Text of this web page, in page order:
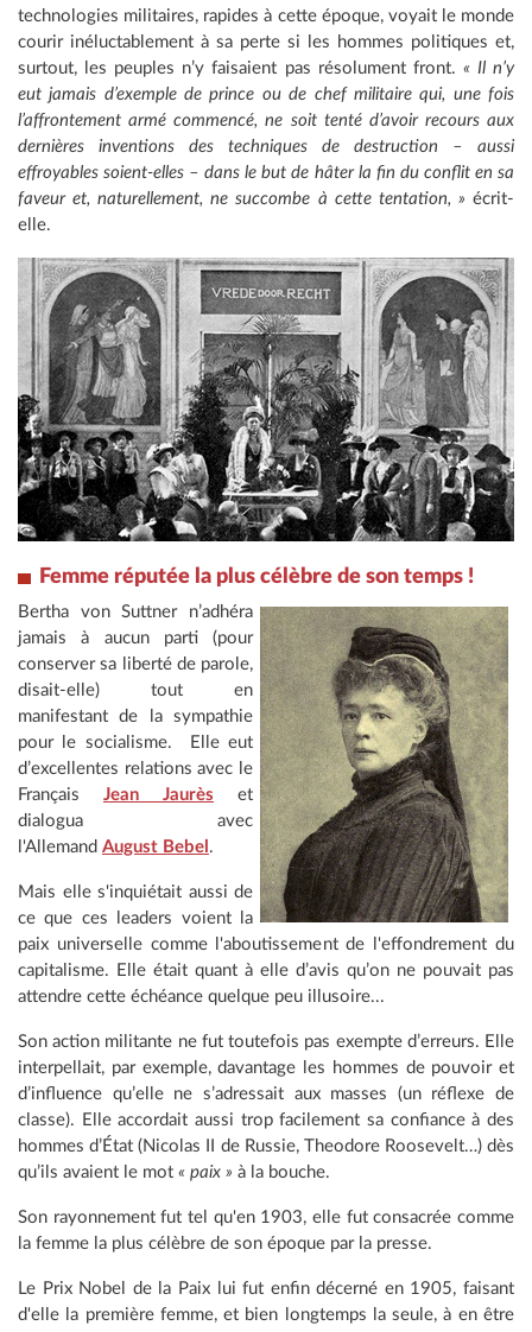
technologies militaires, rapides à cette époque, voyait le monde
courir inéluctablement à sa perte si les hommes politiques et,
surtout, les peuples n’y faisaient pas résolument front. « Il n’y
eut jamais d’exemple de prince ou de chef militaire qui, une fois
l’affrontement armé commencé, ne soit tenté d’avoir recours aux
dernières inventions des techniques de destruction – aussi
effroyables soient-elles – dans le but de hâter la fin du conflit en sa
faveur et, naturellement, ne succombe à cette tentation, » écrit-
elle.
Femme réputée la plus célèbre de son temps !
Bertha von Suttner n’adhéra
jamais à aucun parti (pour
conserver sa liberté de parole,
disait-elle) tout en
manifestant de la sympathie
pour le socialisme. Elle eut
d’excellentes relations avec le
Français Jean Jaurès et
dialogua avec
l'Allemand August Bebel .
Mais elle s'inquiétait aussi de
ce que ces leaders voient la
paix universelle comme l'aboutissement de l'effondrement du
capitalisme. Elle était quant à elle d’avis qu’on ne pouvait pas
attendre cette échéance quelque peu illusoire...
Son action militante ne fut toutefois pas exempte d’erreurs. Elle
interpellait, par exemple, davantage les hommes de pouvoir et
d’influence qu’elle ne s’adressait aux masses (un réflexe de
classe). Elle accordait aussi trop facilement sa confiance à des
hommes d’État (Nicolas II de Russie, Theodore Roosevelt…) dès
qu’ils avaient le mot « paix » à la bouche.
Son rayonnement fut tel qu'en 1903, elle fut consacrée comme
la femme la plus célèbre de son époque par la presse.
Le Prix Nobel de la Paix lui fut enfin décerné en 1905, faisant
d'elle la première femme, et bien longtemps la seule, à en être